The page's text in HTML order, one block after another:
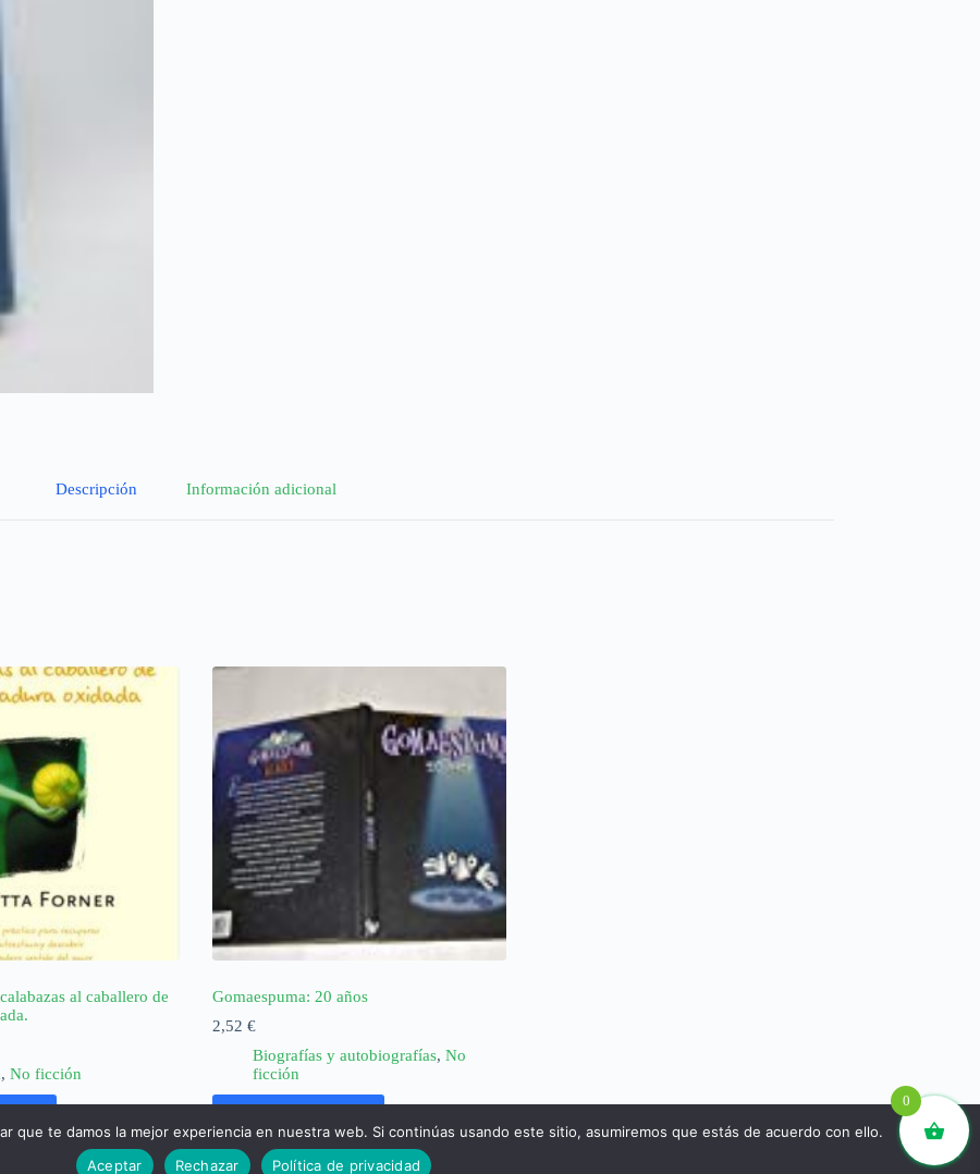
Descripción Información adicional
al caballero de
, No ficción
Gomaespuma: 20 años
2,52 €
Biografías y autobiografías,No
ficción
0
que te damos la mejor experiencia en nuestra web. Si continúas usando este sitio, asumiremos que estás de acuerdo con ello.
Aceptar
Rechazar Política de privacidad